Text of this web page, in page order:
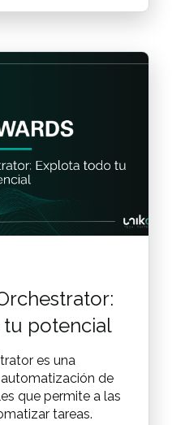
potencial
es una
de
que permite a las
tareas.